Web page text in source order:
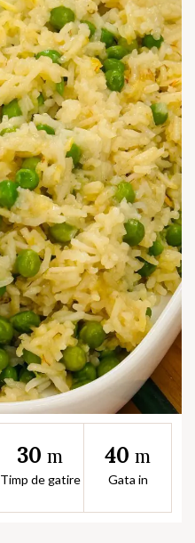
30 m
Timp de gatire
40 m
Gata in